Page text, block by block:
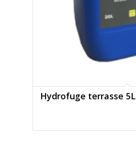
Hydrofuge terrasse 5L